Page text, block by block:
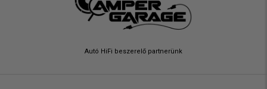
Autó HiFi beszerelő partnerünk